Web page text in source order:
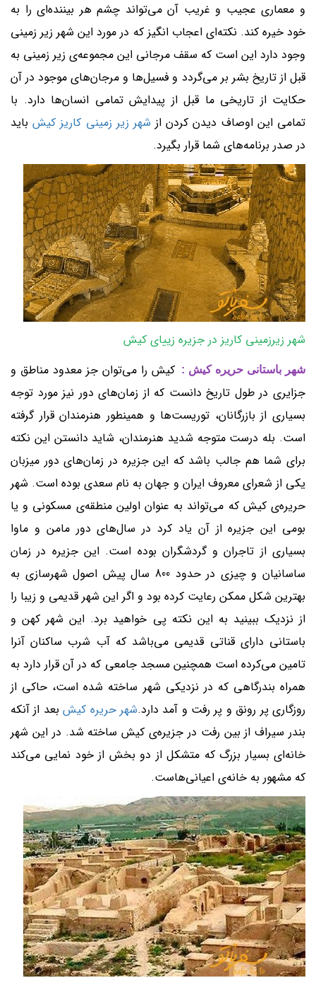
و معماری عجیب و غریب آن می‌تواند چشم هر بیننده‌ای را به
خود خیره کند. نکته‌ای اعجاب انگیز که در مورد این شهر زیر زمینی
وجود دارد این است که سقف مرجانی این مجموعه‌ی زیر زمینی به
قبل از تاریخ بشر بر می‌گردد و فسیل‌ها و مرجان‌های موجود در آن
حکایت از تاریخی ما قبل از پیدایش تمامی انسان‌ها دارد. با
تمامی این اوصاف دیدن کردن از شهر زیر زمینی کاریز کیشباید
در صدر برنامه‌‌های شما قرار بگیرد.
شهر زیرزمینی کاریز در جزیره زییای کیش
شهر باستانی حریره کیش :کیش را می‌توان جز معدود مناطق و
جزایری در طول تاریخ دانست که از زمان‌های دور نیز مورد توجه
بسیاری از بازرگانان، توریست‌ها و همینطور هنرمندان قرار گرفته
است. بله درست متوجه شدید هنرمندان، شاید دانستن این نکته
برای شما هم جالب باشد که این جزیره در زمان‌های دور میزبان
یکی از شعرای معروف ایران و جهان به نام سعدی بوده است. شهر
حریره‌ی کیش که می‌تواند به عنوان اولین منطقه‌ی مسکونی و یا
بومی این جزیره از آن یاد کرد در سال‌های دور مامن و ماوا
بسیاری از تاجران و گردشگران بوده است. این جزیره در زمان
ساسانیان و چیزی در حدود 800 سال پیش اصول شهرسازی به
بهترین شکل ممکن رعایت کرده بود و اگر این شهر قدیمی و زیبا را
از نزدیک ببینید به این نکته پی خواهید برد. این شهر کهن و
باستانی دارای قناتی قدیمی می‌باشد که آب شرب ساکنان آنرا
تامین می‌کرده است همچنین مسجد جامعی که در آن قرار دارد به
همراه بندرگاهی که در نزدیکی شهر ساخته شده است، حاکی از
روزگاری پر رونق و پر رفت و آمد دارد.شهر حریره کیشبعد از آنکه
بندر سیراف از بین رفت در جزیره‌ی کیش ساخته شد. در این شهر
خانه‌ای بسیار بزرگ که متشکل از دو بخش از خود نمایی می‌کند
که مشهور به خانه‌ی اعیانی‌هاست.